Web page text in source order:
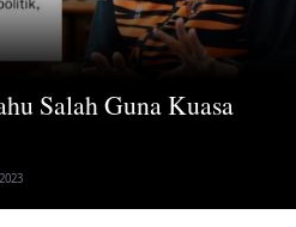
Salah Guna Kuasa